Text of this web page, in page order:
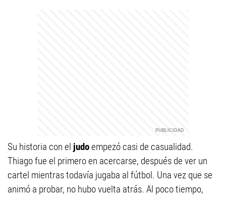
Su historia con el judoempezó casi de casualidad.
Thiago fue el primero en acercarse, después de ver un
cartel mientras todavía jugaba al fútbol. Una vez que se
animó a probar, no hubo vuelta atrás. Al poco tiempo,